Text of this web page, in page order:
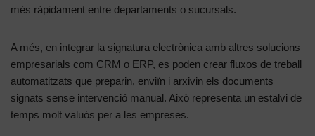
més ràpidament entre departaments o sucursals.
A més, en integrar la signatura electrònica amb altres solucions
empresarials com CRM o ERP, es poden crear fluxos de treball
automatitzats que preparin, enviïn i arxivin els documents
signats sense intervenció manual. Això representa un estalvi de
temps molt valuós per a les empreses.